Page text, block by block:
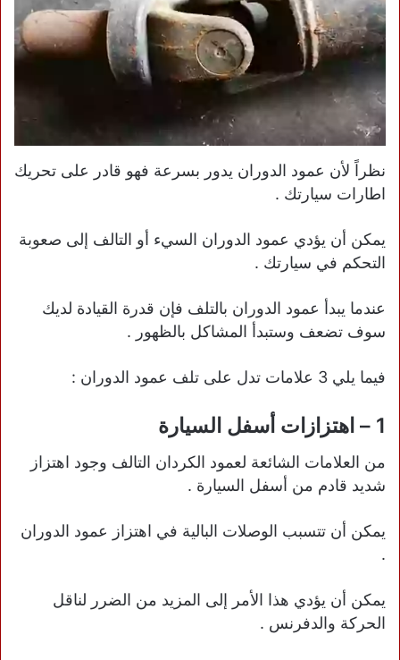
نظراً لأن عمود الدوران يدور بسرعة فهو قادر على تحريك
اطارات سيارتك .
يمكن أن يؤدي عمود الدوران السيء أو التالف إلى صعوبة
التحكم في سيارتك .
عندما يبدأ عمود الدوران بالتلف فإن قدرة القيادة لديك
سوف تضعف وستبدأ المشاكل بالظهور .
فيما يلي 3 علامات تدل على تلف عمود الدوران :
1 – اهتزازات أسفل السيارة
من العلامات الشائعة لعمود الكردان التالف وجود اهتزاز
شديد قادم من أسفل السيارة .
يمكن أن تتسبب الوصلات البالية في اهتزاز عمود الدوران
.
يمكن أن يؤدي هذا الأمر إلى المزيد من الضرر لناقل
الحركة والدفرنس .